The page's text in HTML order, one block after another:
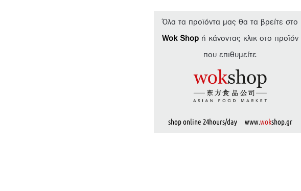
Όλα τα προϊόντα μας θα τα βρείτε στο
Wok Shopή κάνοντας κλικ στο προϊόν
που επιθυμείτε
shop online 24hours/day www.wokshop.gr